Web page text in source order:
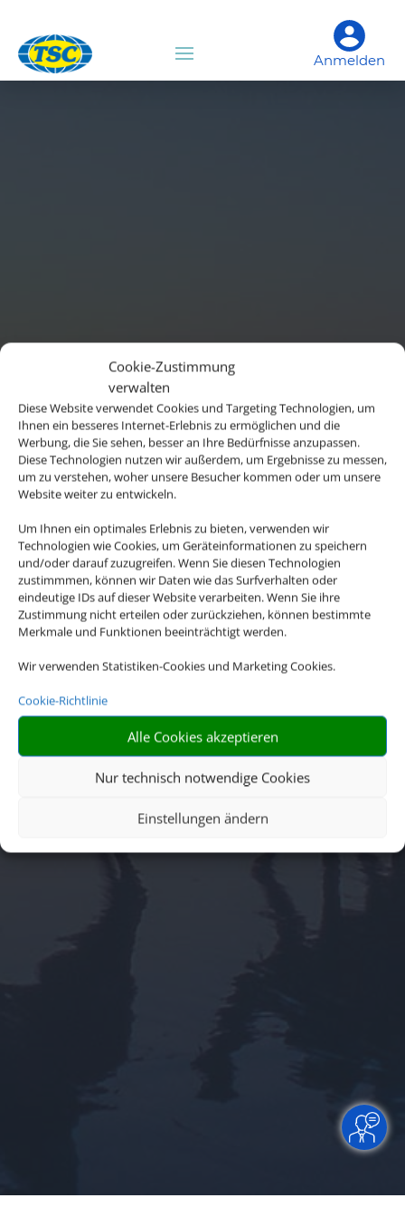
Cookie-Zustimmung
verwalten
Diese Website verwendet Cookies und Targeting Technologien, um
Ihnen ein besseres Internet-Erlebnis zu ermöglichen und die
Werbung, die Sie sehen, besser an Ihre Bedürfnisse anzupassen.
Diese Technologien nutzen wir außerdem, um Ergebnisse zu messen,
um zu verstehen, woher unsere Besucher kommen oder um unsere
Website weiter zu entwickeln.
Um Ihnen ein optimales Erlebnis zu bieten, verwenden wir
Technologien wie Cookies, um Geräteinformationen zu speichern
und/oder darauf zuzugreifen. Wenn Sie diesen Technologien
zustimmmen, können wir Daten wie das Surfverhalten oder
eindeutige IDs auf dieser Website verarbeiten. Wenn Sie ihre
Zustimmung nicht erteilen oder zurückziehen, können bestimmte
Merkmale und Funktionen beeinträchtigt werden.
Wir verwenden Statistiken-Cookies und Marketing Cookies.
Cookie-Richtlinie
Alle Cookies akzeptieren
Nur technisch notwendige Cookies
Einstellungen ändern
Anmelden
Die Abwicklung der Buchung
übernimmt Schmetterling
im Auftrag des